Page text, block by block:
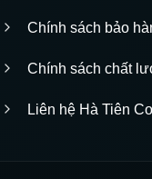
Chính sách bảo
Chính sách chất
Liên hệ Hà Tiên